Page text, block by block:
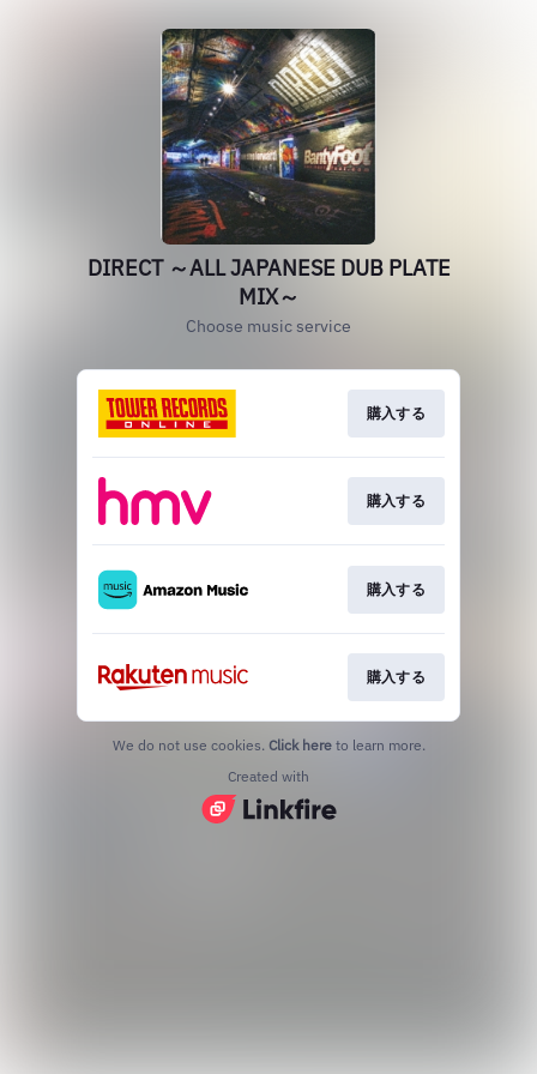
DIRECT ～ALL JAPANESE DUB PLATE
MIX～
Choose music service
購入する
購入する
購入する
購入する
We do not use cookies. Click here to learn more.
Created with